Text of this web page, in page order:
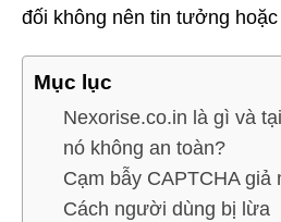
đối không nên tin tưởng
Mục lục
Nexorise.co.in là gì và
nó không an toàn?
Cạm bẫy CAPTCHA giả
Cách người dùng bị lừa